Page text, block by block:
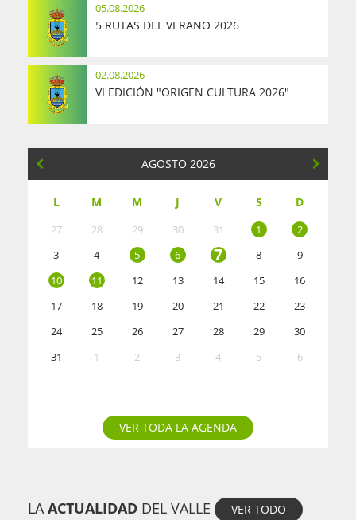
05.08.2026
5 RUTAS DEL VERANO 2026
02.08.2026
VI EDICIÓN "ORIGEN CULTURA 2026"
AGOSTO 2026
L M M J V S D
27 28 29 30 31 1
2
3
4 5 6 7 8
9
10
11 12 13 14 15
16
17
18 19 20 21 22
23
24
25 26 27 28 29
30
31
1 2 3 4 5 6
VER TODA LA AGENDA
LAACTUALIDAD DEL VALLE VER TODO